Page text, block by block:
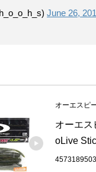
June 26,
オーエスピ
オーエス
oLive